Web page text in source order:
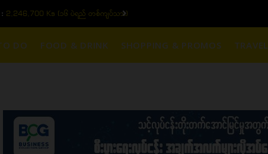
- ပြင်ပပေါက်စျေး (၁၆ ပဲရည် တစ်ကျပ်သား)
DO FOOD & DRINK SHOPPING & PROMOS TRAVEL